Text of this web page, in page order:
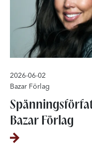
2026-06-02
Bazar Förlag
Bazar Förlag